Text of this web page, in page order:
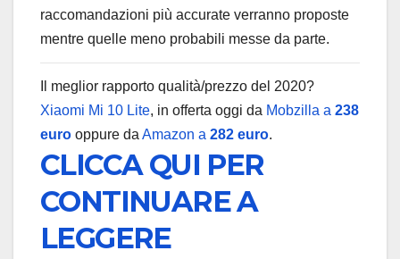
raccomandazioni più accurate verranno proposte
mentre quelle meno probabili messe da parte.
Il meglior rapporto qualità/prezzo del 2020?
Xiaomi Mi 10 Lite, in offerta oggi da Mobzilla a 238
euro oppure daAmazon a 282 euro.
CLICCA QUI PER
CONTINUARE A
LEGGERE